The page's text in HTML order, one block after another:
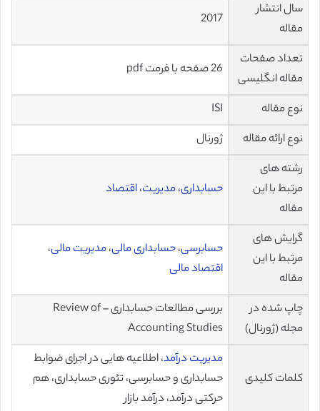
سال انتشار
مقاله
2017
تعداد صفحات
مقاله انگلیسی
26 صفحه با فرمت pdf
نوع مقاله
ISI
نوع ارائه مقاله
ژورنال
رشته های
مرتبط با این
مقاله
حسابداری،مدیریت،اقتصاد
گرایش های
مرتبط با این
مقاله
حسابرسی،حسابداری مالی،مدیریت مالی،
اقتصاد مالی
چاپ شده در
مجله (ژورنال)
بررسی مطالعات حسابداری – Review of
Accounting Studies
کلمات کلیدی
مدیریت درآمد، اطلاعیه هایی در اجرای ضوابط
حسابداری و حسابرسی، تئوری حسابداری، هم
حرکتی درآمد، درآمد بازار